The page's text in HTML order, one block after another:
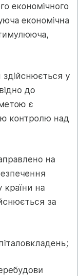
економічного
економічна
здійснюється у
до
є
контролю над
на
країни на
за